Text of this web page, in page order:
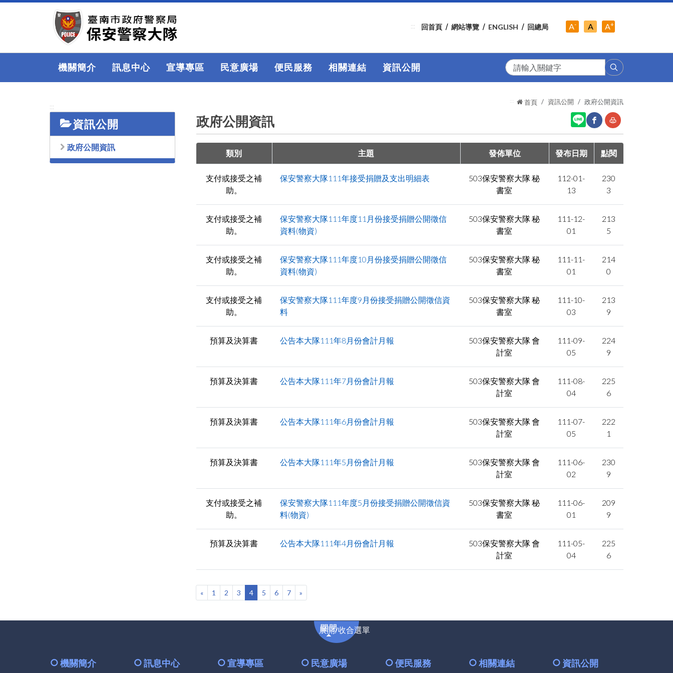
跳
內
::: 回首頁 網站導覽 ENGLISH 回總局 A-
級
A中
A+
級
機關簡介 訊息中心 宣導專區 民意廣場 便民服務 相關連結 資訊公開
搜
尋
:::
資訊公開
政府公開資訊
::: 首頁 資訊公開 政府公開資訊
政府公開資訊
站
facebook
友
善
列
類別 主題 發佈單位 發布日期 點閱
支付或接受之補
助。
保安警察大隊111年接受捐贈及支出明細表
503保安警察大隊 秘
書室
112-01-
13
230
3
支付或接受之補
助。
保安警察大隊111年度11月份接受捐贈公開徵信
資料(物資)
503保安警察大隊 秘
書室
111-12-
01
213
5
支付或接受之補
助。
保安警察大隊111年度10月份接受捐贈公開徵信
資料(物資)
503保安警察大隊 秘
書室
111-11-
01
214
0
支付或接受之補
助。
保安警察大隊111年度9月份接受捐贈公開徵信資
料
503保安警察大隊 秘
書室
111-10-
03
213
9
預算及決算書 公告本大隊111年8月份會計月報
503保安警察大隊 會
計室
111-09-
05
224
9
預算及決算書 公告本大隊111年7月份會計月報
503保安警察大隊 會
計室
111-08-
04
225
6
預算及決算書 公告本大隊111年6月份會計月報
503保安警察大隊 會
計室
111-07-
05
222
1
預算及決算書 公告本大隊111年5月份會計月報
503保安警察大隊 會
計室
111-06-
02
230
9
支付或接受之補
助。
保安警察大隊111年度5月份接受捐贈公開徵信資
料(物資)
503保安警察大隊 秘
書室
111-06-
01
209
9
預算及決算書 公告本大隊111年4月份會計月報
503保安警察大隊 會
計室
111-05-
04
225
6
« 1 2 3 4 5 6 7 »
展開/收合選單
機關簡介 訊息中心 宣導專區 民意廣場 便民服務 相關連結 資訊公開